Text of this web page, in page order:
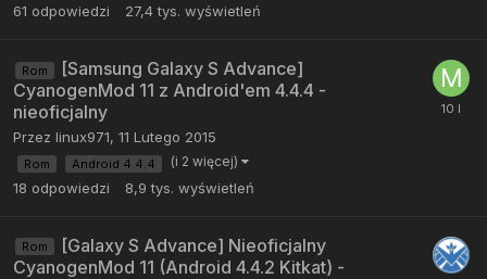
61 odpowiedzi 27,4 tys. wyświetleń
Rom
[Samsung Galaxy S Advance]
CyanogenMod 11 z Android'em 4.4.4 -
nieoficjalny
Przez linux971, 11 Lutego 2015
Rom Android 4.4.4 (i 2 więcej)
18 odpowiedzi 8,9 tys. wyświetleń
Rom
[Galaxy S Advance] Nieoficjalny
CyanogenMod 11 (Android 4.4.2 Kitkat) -